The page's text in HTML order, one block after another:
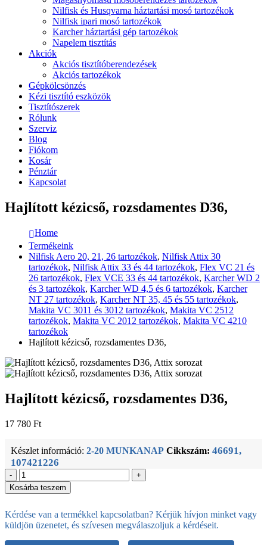
Nilfisk és Husqvarna háztartási mosó tartozékok
Nilfisk ipari mosó tartozékok
Karcher háztartási gép tartozékok
Napelem tisztítás
Akciók
Akciós tisztítóberendezések
Akciós tartozékok
Gépkölcsönzés
Kézi tisztító eszközök
Tisztítószerek
Rólunk
Szerviz
Blog
Fiókom
Kosár
Pénztár
Kapcsolat
Hajlított kézicső, rozsdamentes D36,
Home
Termékeink
Nilfisk Aero 20, 21, 26 tartozékok, Nilfisk Attix 30
tartozékok, Nilfisk Attix 33 és 44 tartozékok, Flex VC 21 és
26 tartozékok, Flex VCE 33 és 44 tartozékok, Karcher WD 2
és 3 tartozékok, Karcher WD 4,5 és 6 tartozékok, Karcher
NT 27 tartozékok, Karcher NT 35, 45 és 55 tartozékok,
Makita VC 3011 és 3012 tartozékok, Makita VC 2512
tartozékok, Makita VC 2012 tartozékok, Makita VC 4210
tartozékok
Hajlított kézicső, rozsdamentes D36,
Hajlított kézicső, rozsdamentes D36,
17 780 Ft
Készlet információ: 2-20 MUNKANAP Cikkszám: 46691,
107421226
-
+
Kosárba teszem
Kérdése van a termékkel kapcsolatban? Kérjük hívjon minket vagy
küldjön üzenetet, és szívesen megválaszoljuk a kérdéseit.